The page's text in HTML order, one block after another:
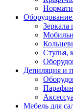
Оборудование
Зеркала
Стулья,
Депиляция и
Парафин
Мебель для